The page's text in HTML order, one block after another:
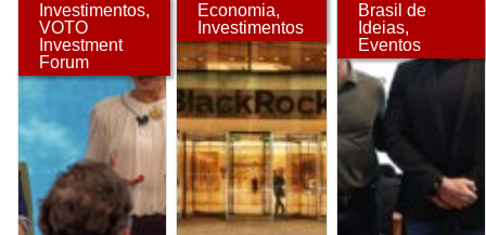
Investimentos,
VOTO
Investment
Forum
Economia,
Investimentos
Brasil de
Ideias,
Eventos